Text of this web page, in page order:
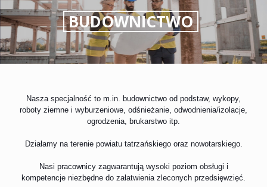
ROBOTY ZIEMNE
WYBURZENIA
Nasza specjalność to m.in. budownictwo od podstaw, wykopy,
roboty ziemne i wyburzeniowe, odśnieżanie, odwodnienia/izolacje,
ogrodzenia, brukarstwo itp.
Działamy na terenie powiatu tatrzańskiego oraz nowotarskiego.
Nasi pracownicy zagwarantują wysoki poziom obsługi i
kompetencje niezbędne do załatwienia zleconych przedsięwzięć.